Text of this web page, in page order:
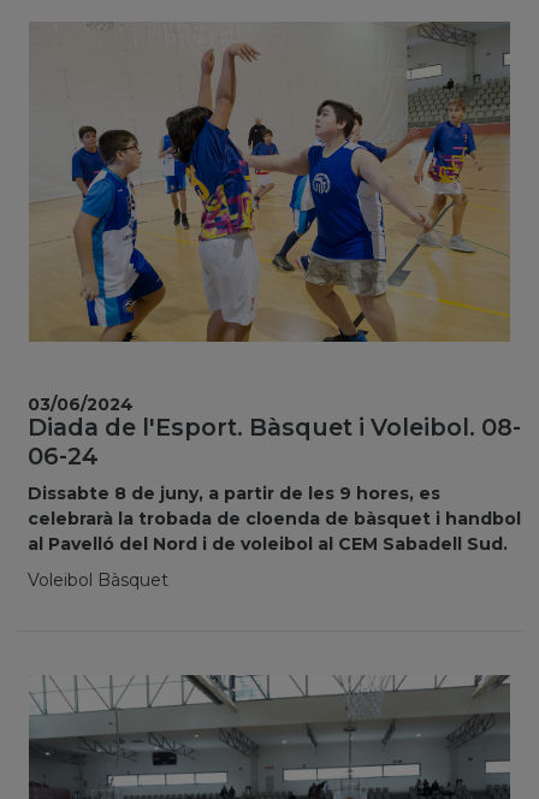
Diada de l'Esport. Bàsquet i Voleibol. 08-
06-24
Dissabte 8 de juny, a partir de les 9 hores, es
celebrarà la trobada de cloenda de bàsquet i handbol
al Pavelló del Nord i de voleibol al CEM Sabadell Sud.
Voleibol Bàsquet
03/06/2024